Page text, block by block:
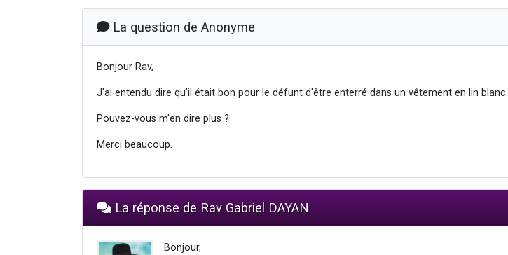
La question de Anonyme
Bonjour Rav,
J'ai entendu dire qu'il était bon pour le défunt d'être enterré dans un vêtement en lin blanc.
Pouvez-vous m'en dire plus ?
Merci beaucoup.
La réponse de Rav Gabriel DAYAN
Bonjour,